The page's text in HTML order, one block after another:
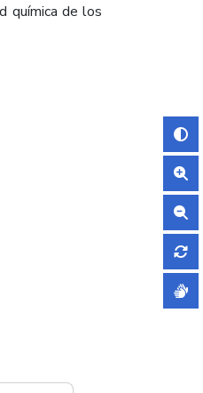
química de los